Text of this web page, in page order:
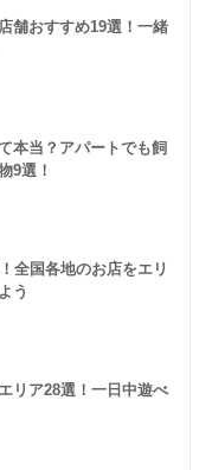
舗おすすめ19選！一緒
本当？アパートでも飼
9選！
全国各地のお店をエリ
う
リア28選！一日中遊べ